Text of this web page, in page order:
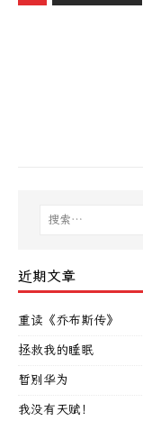
近期文章
重读《乔布斯传》
拯救我的睡眠
暂别华为
我没有天赋！